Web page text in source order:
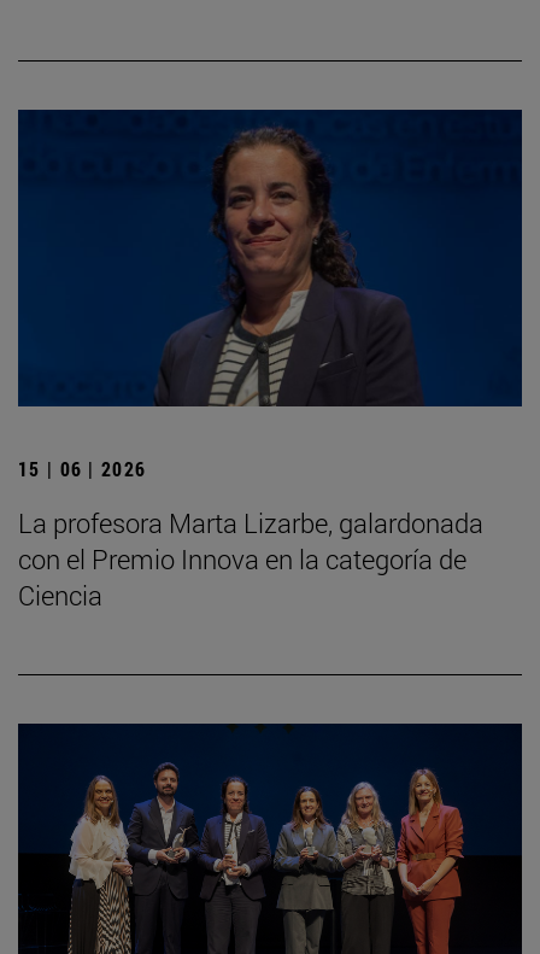
15 | 06 | 2026
La profesora Marta Lizarbe, galardonada
con el Premio Innova en la categoría de
Ciencia